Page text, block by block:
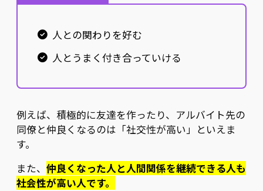
人との関わりを好む
人とうまく付き合っていける
例えば、積極的に友達を作ったり、アルバイト先の
同僚と仲良くなるのは「社交性が高い」といえま
す。
また、 仲良くなった人と人間関係を継続できる人も
社会性が高い人です。